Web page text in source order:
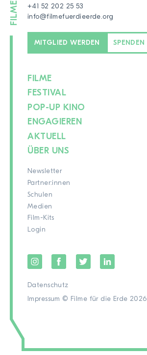
+41 52 202 25 53
info@filmefuerdieerde.org
MITGLIED WERDEN SPENDEN
FILME
FESTIVAL
POP-UP KINO
ENGAGIEREN
AKTUELL
ÜBER UNS
Newsletter
Partner:innen
Schulen
Medien
Film-Kits
Login
Datenschutz
Impressum © Filme für die Erde 2026